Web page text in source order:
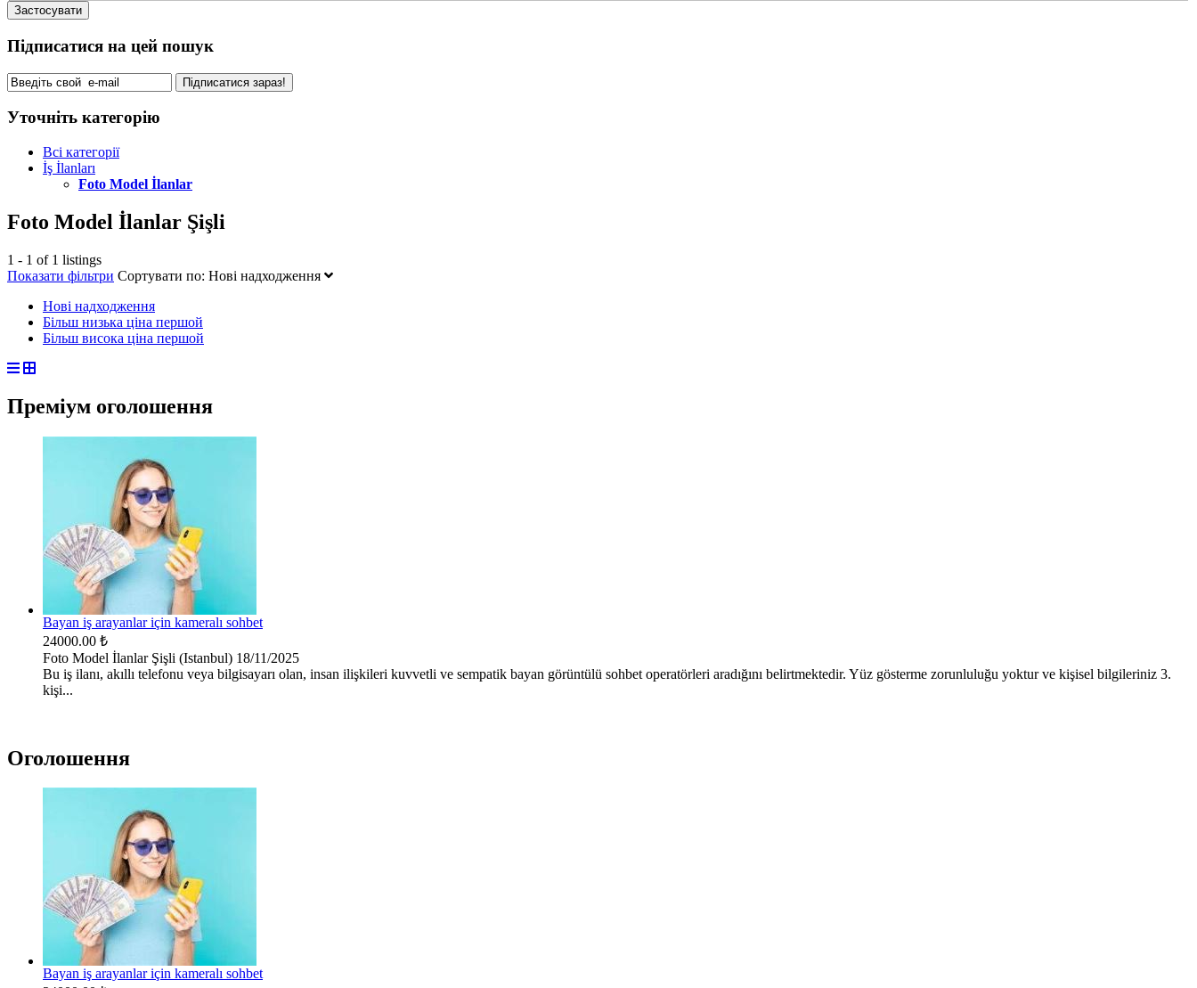
Застосувати
Підписатися на цей пошук
Підписатися зараз!
Уточніть категорію
Всі категорії
İş İlanları
Foto Model İlanlar
Foto Model İlanlar Şişli
1 - 1 of 1 listings
Показати фільтри Сортувати по: Нові надходження
Нові надходження
Більш низька ціна першой
Більш висока ціна першой
Преміум оголошення
Bayan iş arayanlar için kameralı sohbet
24000.00 ₺
Foto Model İlanlar Şişli (Istanbul) 18/11/2025
Bu iş ilanı, akıllı telefonu veya bilgisayarı olan, insan ilişkileri kuvvetli ve sempatik bayan görüntülü sohbet operatörleri aradığını belirtmektedir. Yüz gösterme zorunluluğu yoktur ve kişisel bilgileriniz 3.
kişi...
Оголошення
Bayan iş arayanlar için kameralı sohbet